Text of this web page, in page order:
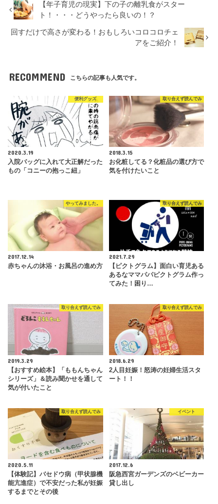
【年子育児の現実】下の子の離乳食がスター
ト！・・・どうやったら良いの！？
回すだけで高さが変わる！おもしろいコロコロチェ
アをご紹介！
RECOMMEND こちらの記事も人気です。
便利グッズ
2020.3.19
入院バッグに入れて大正解だった
もの「コニーの抱っこ紐」
取り合えず読んでみ
2018.3.15
お化粧してる？化粧品の選び方で
気を付けたいこと
やってみました。
2017.12.14
赤ちゃんの沐浴・お風呂の進め方
取り合えず読んでみ
2021.7.29
【ピクトグラム】面白い育児ある
あるなママパパピクトグラム作っ
てみた！困り…
取り合えず読んでみ
2019.3.29
【おすすめ絵本】「ももんちゃん
シリーズ」＆読み聞かせを通して
気が付いたこと
取り合えず読んでみ
2018.6.29
2人目妊娠！怒涛の妊婦生活スタ
ート！！
取り合えず読んでみ
2020.5.11
【体験記】バセドウ病（甲状腺機
能亢進症）で不安だった私が妊娠
するまでとその後
イベント
2017.12.6
阪急西宮ガーデンズのベビーカー
貸し出し